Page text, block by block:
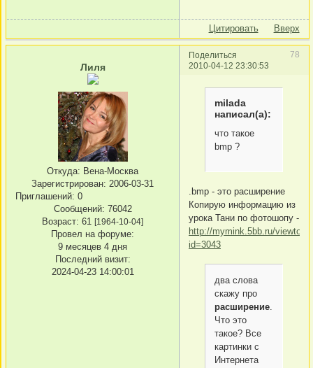
Цитировать Вверх
Поделиться
78
2010-04-12 23:30:53
Лиля
Откуда: Вена-Москва
Зарегистрирован: 2006-03-31
Приглашений: 0
Сообщений: 76042
Возраст: 61 [1964-10-04]
Провел на форуме:
9 месяцев 4 дня
Последний визит:
2024-04-23 14:00:01
milada
написал(а):
что такое
bmp ?
.bmp - это расширение
Копирую информацию из
урока Тани по фотошопу -
http://mymink.5bb.ru/
id=3043
два слова
скажу про
расширение.
Что это
такое? Все
картинки с
Интернета